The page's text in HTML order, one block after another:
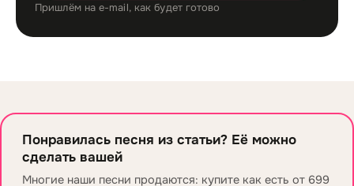
Пришлём на e-mail, как будет готово
Понравилась песня из статьи? Её можно
сделать вашей
Многие наши песни продаются: купите как есть от 699